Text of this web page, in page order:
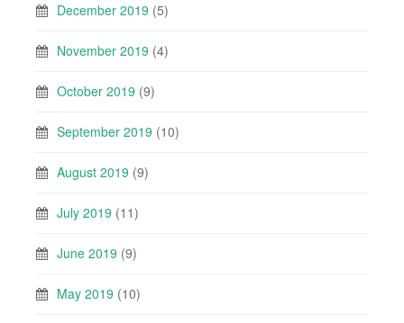
December 2019 (5)
November 2019 (4)
October 2019 (9)
September 2019 (10)
August 2019 (9)
July 2019 (11)
June 2019 (9)
May 2019 (10)